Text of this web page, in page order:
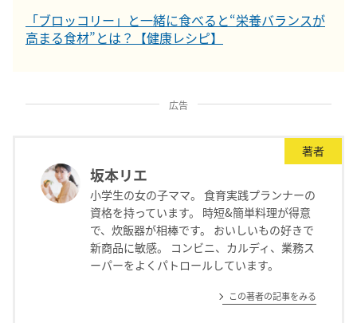
「ブロッコリー」と一緒に食べると“栄養バランスが
高まる食材”とは？【健康レシピ】
広告
著者
坂本リエ
小学生の女の子ママ。 食育実践プランナーの
資格を持っています。 時短&簡単料理が得意
で、炊飯器が相棒です。 おいしいもの好きで
新商品に敏感。 コンビニ、カルディ、業務ス
ーパーをよくパトロールしています。
この著者の記事をみる